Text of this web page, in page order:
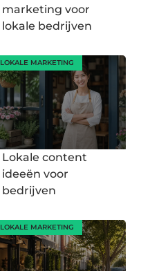
marketing voor
lokale bedrijven
LOKALE MARKETING
Lokale content
ideeën voor
bedrijven
LOKALE MARKETING